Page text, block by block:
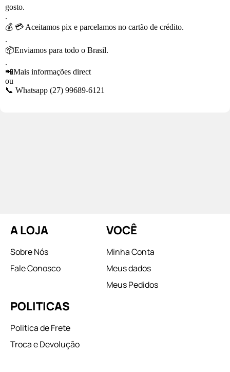
gosto.
.
💰 💳 Aceitamos pix e parcelamos no cartão de crédito.
.
📦Enviamos para todo o Brasil.
.
📲Mais informações direct
ou
📞 Whatsapp (27) 99689-6121
A LOJA
Sobre Nós
Fale Conosco
VOCÊ
Minha Conta
Meus dados
Meus Pedidos
POLITICAS
Politica de Frete
Troca e Devolução